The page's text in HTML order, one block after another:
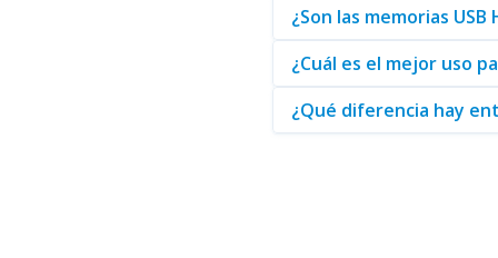
¿Son las memorias
¿Cuál es el mejor uso
¿Qué diferencia hay